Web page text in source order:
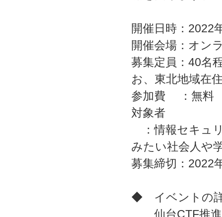
開催日時：2022
開催会場：オン
募集定員：40名
お、東北地域在
参加費 ：無料
対象者
：情報セキュ
みたい社会人や
募集締切：2022
◆ イベントの
仙台CTF推進